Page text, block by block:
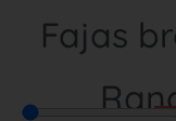
Fajas